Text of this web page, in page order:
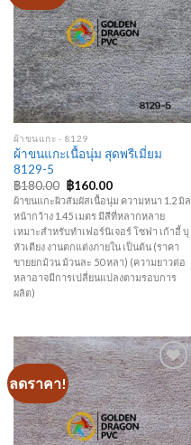
Add to
Wishlist
ผ้าขนแกะ - 8129
ผ้าขนแกะเนื้อนุ่ม สุดพรีเมี่ยม
8129-5
฿180.00 Original
price
was:
฿180.00.
฿160.00Current
price
is:
฿160.00.
ผ้าขนแกะผิวสัมผัสเนื้อนุ่ม ความหนา 1.2 มิล
หน้ากว้าง 1.45 เมตร มีสีที่หลากหลาย
เหมาะสำหรับทำเฟอร์นิเจอร์ โซฟา เก้าอี้ บุ
หัวเตียง งานตกแต่งภายใน เป็นต้น (ราคา
ขายยกม้วน ม้วนละ 50 หลา) (ความยาวต่อ
หลาอาจมีการเปลี่ยนแปลงตามรอบการ
ผลิต)
ลดราคา!
Add to
Wishlist